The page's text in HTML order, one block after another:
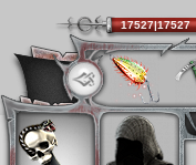
17527|17527